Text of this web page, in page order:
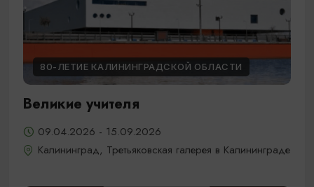
80-ЛЕТИЕ КАЛИНИНГРАДСКОЙ ОБЛАСТИ
Великие учителя
09.04.2026 - 15.09.2026
Калининград, Третьяковская галерея в Калининграде